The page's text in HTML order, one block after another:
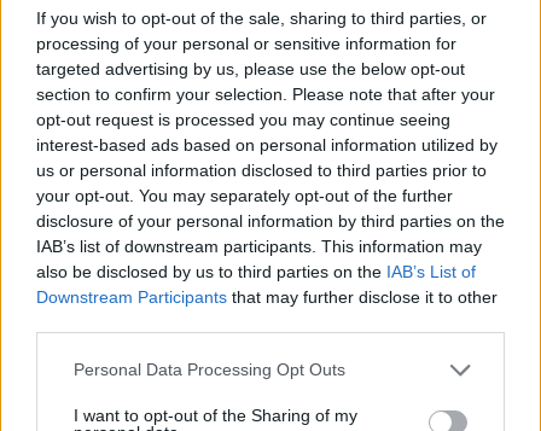
If you wish to opt-out of the sale, sharing to third parties, or
processing of your personal or sensitive information for
targeted advertising by us, please use the below opt-out
section to confirm your selection. Please note that after your
opt-out request is processed you may continue seeing
interest-based ads based on personal information utilized by
us or personal information disclosed to third parties prior to
your opt-out. You may separately opt-out of the further
disclosure of your personal information by third parties on the
IAB’s list of downstream participants. This information may
also be disclosed by us to third parties on the IAB’s List of
Downstream Participants that may further disclose it to other
Personal Data Processing Opt Outs
I want to opt-out of the Sharing of my
A
T
A
A
T
E
E
S
A
D
A T
A
S
E D
A
T
A S
A
S
E T
A
C
A S
A
S T
A
S T
A